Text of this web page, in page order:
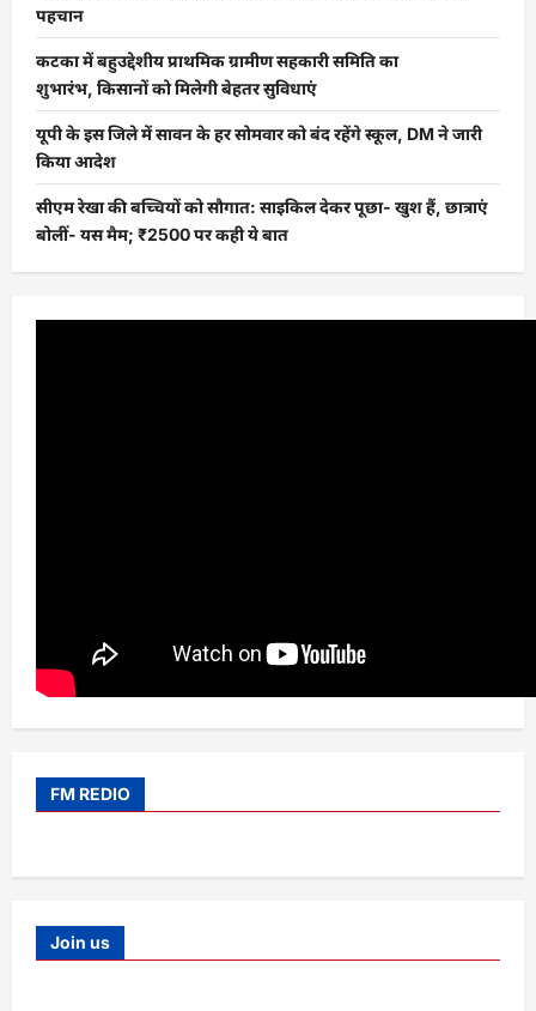
पहचान
कटका में बहुउद्देशीय प्राथमिक ग्रामीण सहकारी समिति का
शुभारंभ, किसानों को मिलेगी बेहतर सुविधाएं
यूपी के इस जिले में सावन के हर सोमवार को बंद रहेंगे स्कूल, DM ने जारी
किया आदेश
सीएम रेखा की बच्चियों को सौगात: साइकिल देकर पूछा- खुश हैं, छात्राएं
बोलीं- यस मैम; ₹2500 पर कही ये बात
FM REDIO
Join us